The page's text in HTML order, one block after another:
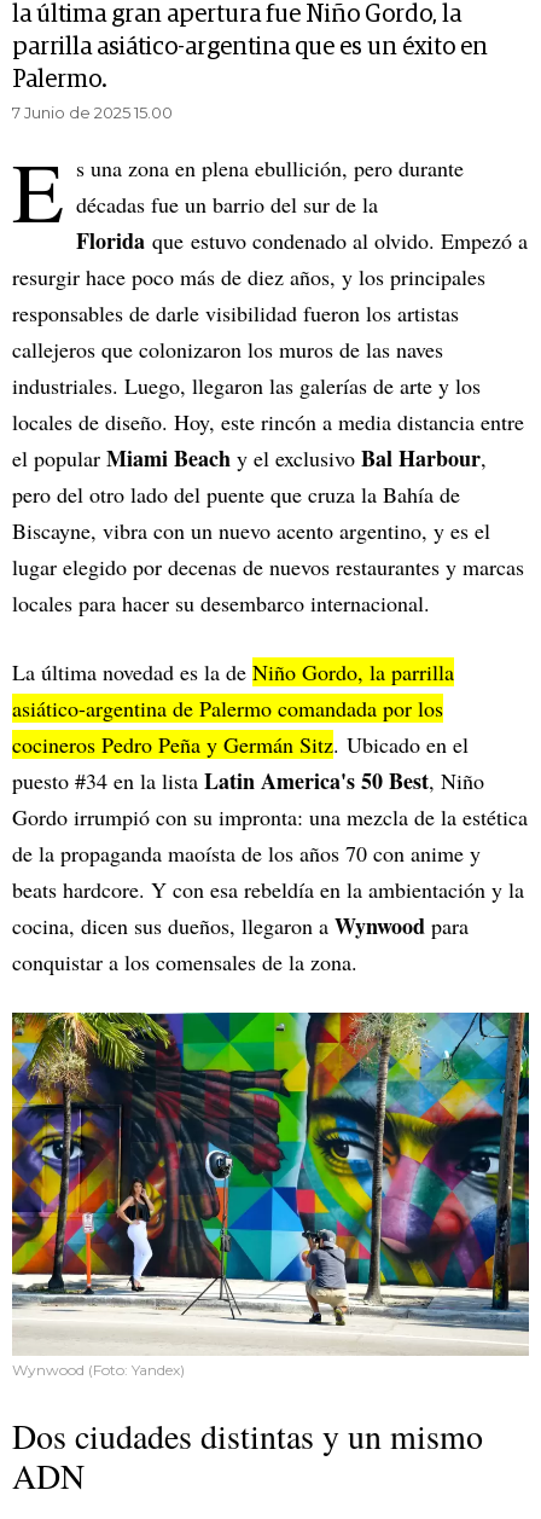
la última gran apertura fue Niño Gordo, la
parrilla asiático-argentina que es un éxito en
Palermo.
7 Junio de 2025 15.00
E s una zona en plena ebullición, pero durante
décadas fue un barrio del sur de la
Florida que estuvo condenado al olvido. Empezó a
resurgir hace poco más de diez años, y los principales
responsables de darle visibilidad fueron los artistas
callejeros que colonizaron los muros de las naves
industriales. Luego, llegaron las galerías de arte y los
locales de diseño. Hoy, este rincón a media distancia entre
el popular Miami Beach y el exclusivo Bal Harbour,
pero del otro lado del puente que cruza la Bahía de
Biscayne, vibra con un nuevo acento argentino, y es el
lugar elegido por decenas de nuevos restaurantes y marcas
locales para hacer su desembarco internacional.
La última novedad es la de Niño Gordo, la parrilla
asiático-argentina de Palermo comandada por los
cocineros Pedro Peña y Germán Sitz. Ubicado en el
puesto #34 en la lista Latin America's 50 Best, Niño
Gordo irrumpió con su impronta: una mezcla de la estética
de la propaganda maoísta de los años 70 con anime y
beats hardcore. Y con esa rebeldía en la ambientación y la
cocina, dicen sus dueños, llegaron a Wynwood para
conquistar a los comensales de la zona.
Wynwood (Foto: Yandex)
Dos ciudades distintas y un mismo
ADN